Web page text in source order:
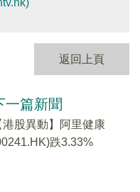
返回上頁
一篇新聞
港股異動】阿里健康
跌3.33%